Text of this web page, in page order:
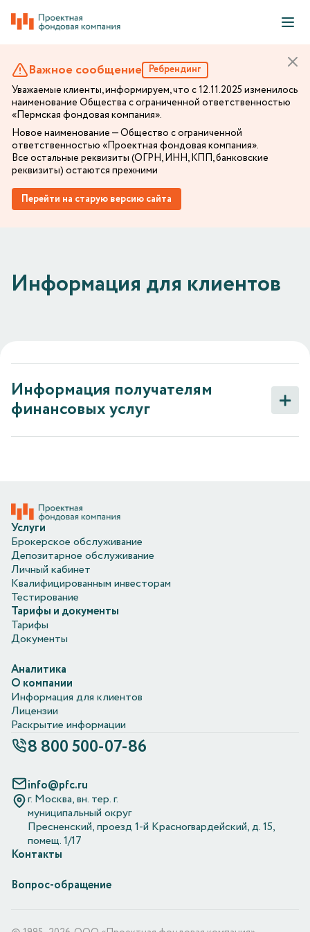
Важное сообщение Ребрендинг
Уважаемые клиенты, информируем, что с 12.11.2025 изменилось
наименование Общества с ограниченной ответственностью
«Пермская фондовая компания».
Новое наименование — Общество с ограниченной
ответственностью «Проектная фондовая компания».
Все остальные реквизиты (ОГРН, ИНН, КПП, банковские
реквизиты) остаются прежними
Перейти на старую версию сайта
Информация для клиентов
Информация получателям
финансовых услуг
Услуги
Брокерское обслуживание
Депозитарное обслуживание
Личный кабинет
Квалифицированным инвесторам
Тестирование
Тарифы и документы
Тарифы
Документы
Аналитика
О компании
Информация для клиентов
Лицензии
Раскрытие информации
8 800 500-07-86
info@pfc.ru
г. Москва, вн. тер. г.
муниципальный округ
Пресненский, проезд 1-й Красногвардейский, д. 15,
помещ. 1/17
Контакты
Вопрос-обращение